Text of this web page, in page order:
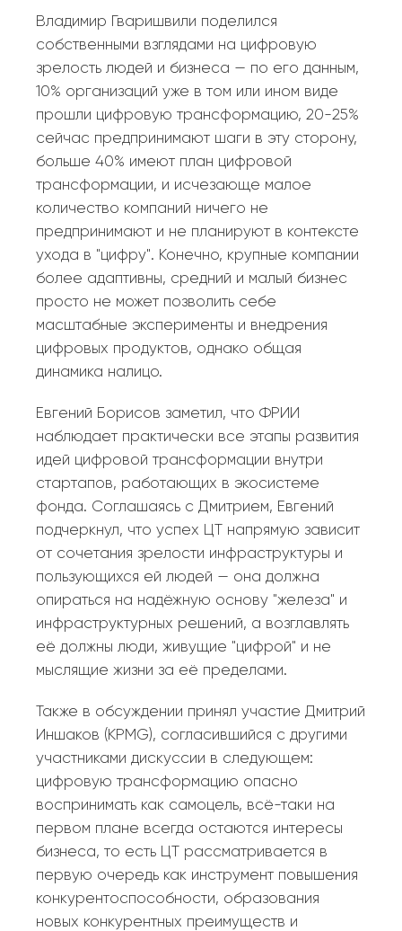
Владимир Гваришвили поделился
собственными взглядами на цифровую
зрелость людей и бизнеса — по его данным,
10% организаций уже в том или ином виде
прошли цифровую трансформацию, 20-25%
сейчас предпринимают шаги в эту сторону,
больше 40% имеют план цифровой
трансформации, и исчезающе малое
количество компаний ничего не
предпринимают и не планируют в контексте
ухода в "цифру". Конечно, крупные компании
более адаптивны, средний и малый бизнес
просто не может позволить себе
масштабные эксперименты и внедрения
цифровых продуктов, однако общая
динамика налицо.
Евгений Борисов заметил, что ФРИИ
наблюдает практически все этапы развития
идей цифровой трансформации внутри
стартапов, работающих в экосистеме
фонда. Соглашаясь с Дмитрием, Евгений
подчеркнул, что успех ЦТ напрямую зависит
от сочетания зрелости инфраструктуры и
пользующихся ей людей — она должна
опираться на надёжную основу "железа" и
инфраструктурных решений, а возглавлять
её должны люди, живущие "цифрой" и не
мыслящие жизни за её пределами.
Также в обсуждении принял участие Дмитрий
Иншаков (KPMG), согласившийся с другими
участниками дискуссии в следующем:
цифровую трансформацию опасно
воспринимать как самоцель, всё-таки на
первом плане всегда остаются интересы
бизнеса, то есть ЦТ рассматривается в
первую очередь как инструмент повышения
конкурентоспособности, образования
новых конкурентных преимуществ и